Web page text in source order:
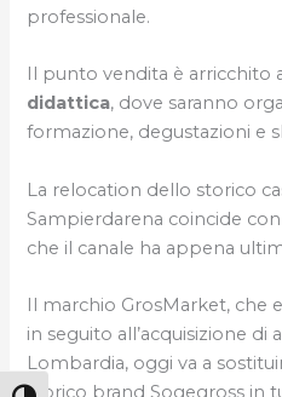
professionale.
Il punto vendita è arricchito
didattica, dove saranno
formazione, degustazioni e
La relocation dello storico
Sampierdarena coincide
che il canale ha appena
Il marchio GrosMarket, che
in seguito all’acquisizione di
Lombardia, oggi va a
storico brand Sogegross in